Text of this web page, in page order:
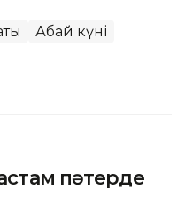
Абай күні
пәтерде